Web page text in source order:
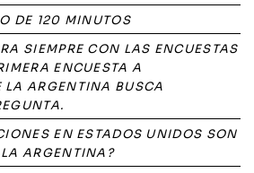
DE 120 MINUTOS
SIEMPRE CON LAS ENCUESTAS
ENCUESTA A
LA ARGENTINA BUSCA
EN ESTADOS UNIDOS SON
ARGENTINA?